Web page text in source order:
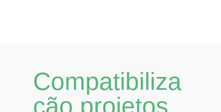
Compatibiliza
ção projetos